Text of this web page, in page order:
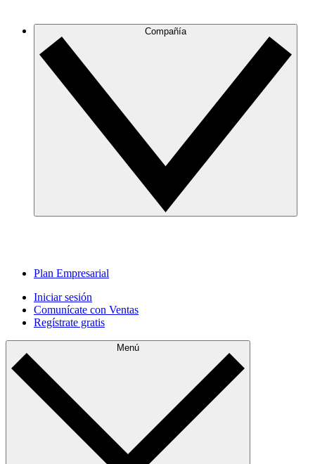
Compañía
Plan Empresarial
Iniciar sesión
Comunícate con Ventas
Regístrate gratis
Menú